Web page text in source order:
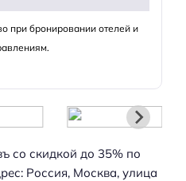
при бронировании отелей и
со скидкой до 35% по
Россия, Москва, улица